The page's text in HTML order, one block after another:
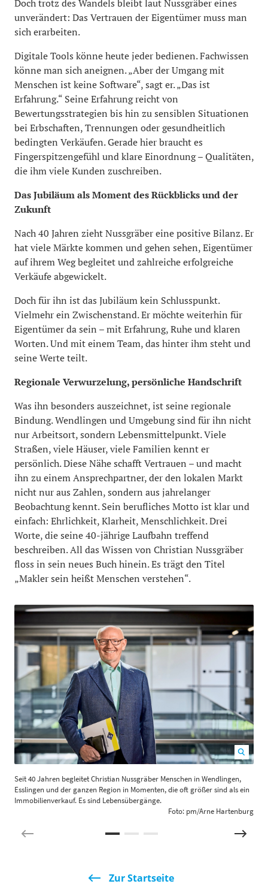
Doch trotz des Wandels bleibt laut Nussgräber eines
unverändert: Das Vertrauen der Eigentümer muss man
sich erarbeiten.
Digitale Tools könne heute jeder bedienen. Fachwissen
könne man sich aneignen. „Aber der Umgang mit
Menschen ist keine Software“, sagt er. „Das ist
Erfahrung.“ Seine Erfahrung reicht von
Bewertungsstrategien bis hin zu sensiblen Situationen
bei Erbschaften, Trennungen oder gesundheitlich
bedingten Verkäufen. Gerade hier braucht es
Fingerspitzengefühl und klare Einordnung – Qualitäten,
die ihm viele Kunden zuschreiben.
Das Jubiläum als Moment des Rückblicks und der
Zukunft
Nach 40 Jahren zieht Nussgräber eine positive Bilanz. Er
hat viele Märkte kommen und gehen sehen, Eigentümer
auf ihrem Weg begleitet und zahlreiche erfolgreiche
Verkäufe abgewickelt.
Doch für ihn ist das Jubiläum kein Schlusspunkt.
Vielmehr ein Zwischenstand. Er möchte weiterhin für
Eigentümer da sein – mit Erfahrung, Ruhe und klaren
Worten. Und mit einem Team, das hinter ihm steht und
seine Werte teilt.
Regionale Verwurzelung, persönliche Handschrift
Was ihn besonders auszeichnet, ist seine regionale
Bindung. Wendlingen und Umgebung sind für ihn nicht
nur Arbeitsort, sondern Lebensmittelpunkt. Viele
Straßen, viele Häuser, viele Familien kennt er
persönlich. Diese Nähe schafft Vertrauen – und macht
ihn zu einem Ansprechpartner, der den lokalen Markt
nicht nur aus Zahlen, sondern aus jahrelanger
Beobachtung kennt. Sein berufliches Motto ist klar und
einfach: Ehrlichkeit, Klarheit, Menschlichkeit. Drei
Worte, die seine 40-jährige Laufbahn treffend
beschreiben. All das Wissen von Christian Nussgräber
floss in sein neues Buch hinein. Es trägt den Titel
„Makler sein heißt Menschen verstehen“.
Seit 40 Jahren begleitet Christian Nussgräber Menschen in Wendlingen,
Esslingen und der ganzen Region in Momenten, die oft größer sind als ein
Immobilienverkauf. Es sind Lebensübergänge.
Foto: pm/Arne Hartenburg
Zur Startseite